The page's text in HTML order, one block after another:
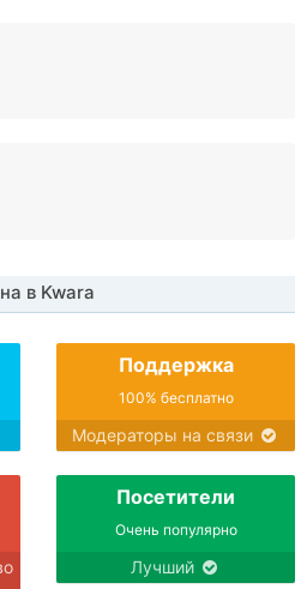
в Kwara
Поддержка
100% бесплатно
Модераторы на связи
Посетители
Очень популярно
Лучший